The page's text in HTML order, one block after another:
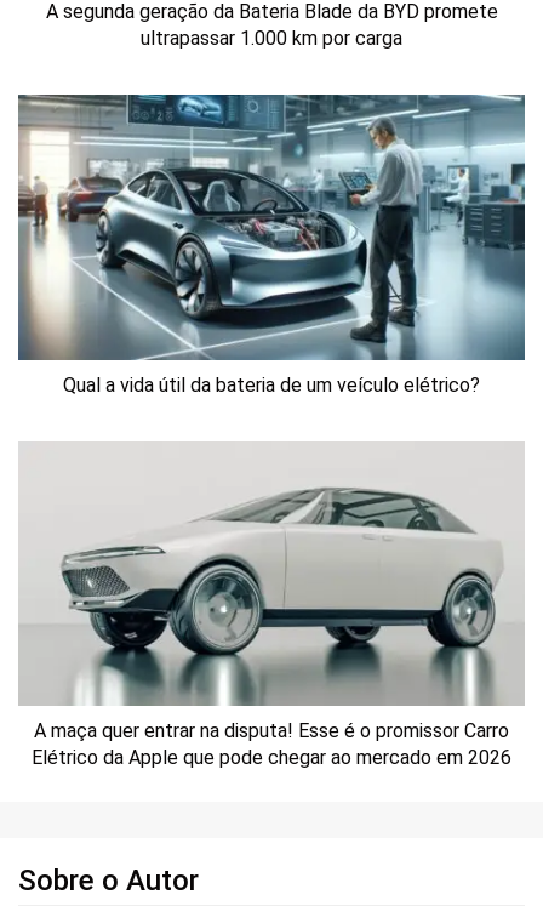
A segunda geração da Bateria Blade da BYD promete
ultrapassar 1.000 km por carga
Qual a vida útil da bateria de um veículo elétrico?
A maça quer entrar na disputa! Esse é o promissor Carro
Elétrico da Apple que pode chegar ao mercado em 2026
Sobre o Autor